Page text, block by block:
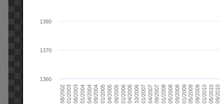
08/200201/200308/200301/200404/200409/200401/200504/200509/200501/200604/200610/200601/200704/200709/200701/200805/200809/200801/200905/200909/200901/201005/201009/
1360
1370
1380